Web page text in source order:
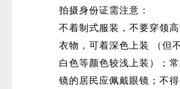
拍摄身份证需注意：
不着制式服装，不要穿领
衣物，可着深色上装 （但
白色等颜色较浅上装）；
镜的居民应佩戴眼镜；不